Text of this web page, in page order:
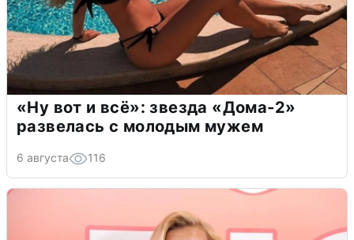
«Ну вот и всё»: звезда «Дома-2»
развелась с молодым мужем
6 августа 116